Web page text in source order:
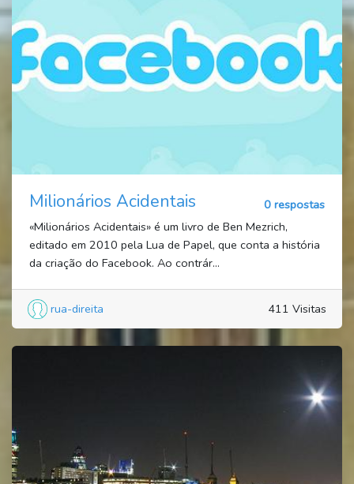
Milionários Acidentais
0 respostas
«Milionários Acidentais» é um livro de Ben Mezrich,
editado em 2010 pela Lua de Papel, que conta a história
da criação do Facebook. Ao contrár...
rua-direita 411 Visitas